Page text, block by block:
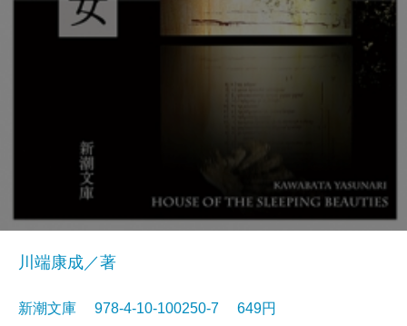
川端康成／著
新潮文庫 978-4-10-100250-7 649円